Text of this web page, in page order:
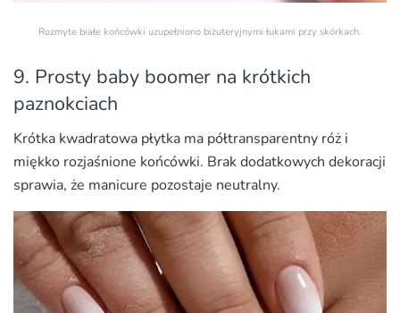
Rozmyte białe końcówki uzupełniono biżuteryjnymi łukami przy skórkach.
9. Prosty baby boomer na krótkich
paznokciach
Krótka kwadratowa płytka ma półtransparentny róż i
miękko rozjaśnione końcówki. Brak dodatkowych dekoracji
sprawia, że manicure pozostaje neutralny.